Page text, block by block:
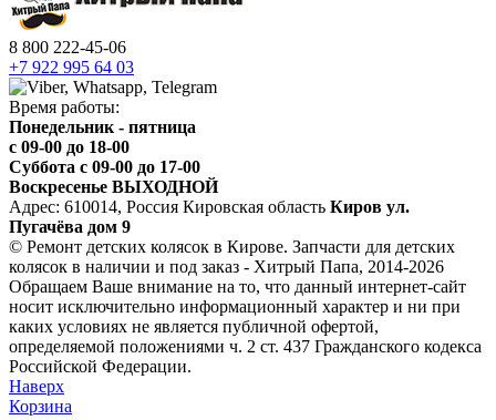
8 800 222-45-06
+7 922 995 64 03
Время работы:
Понедельник - пятница
c 09-00 до 18-00
Суббота с 09-00 до 17-00
Воскресенье ВЫХОДНОЙ
Адрес: 610014, Россия Кировская область Киров ул.
Пугачёва дом 9
© Ремонт детских колясок в Кирове. Запчасти для детских
колясок в наличии и под заказ - Хитрый Папа, 2014-2026
Обращаем Ваше внимание на то, что данный интернет-сайт
носит исключительно информационный характер и ни при
каких условиях не является публичной офертой,
определяемой положениями ч. 2 ст. 437 Гражданского кодекса
Российской Федерации.
Наверх
Корзина